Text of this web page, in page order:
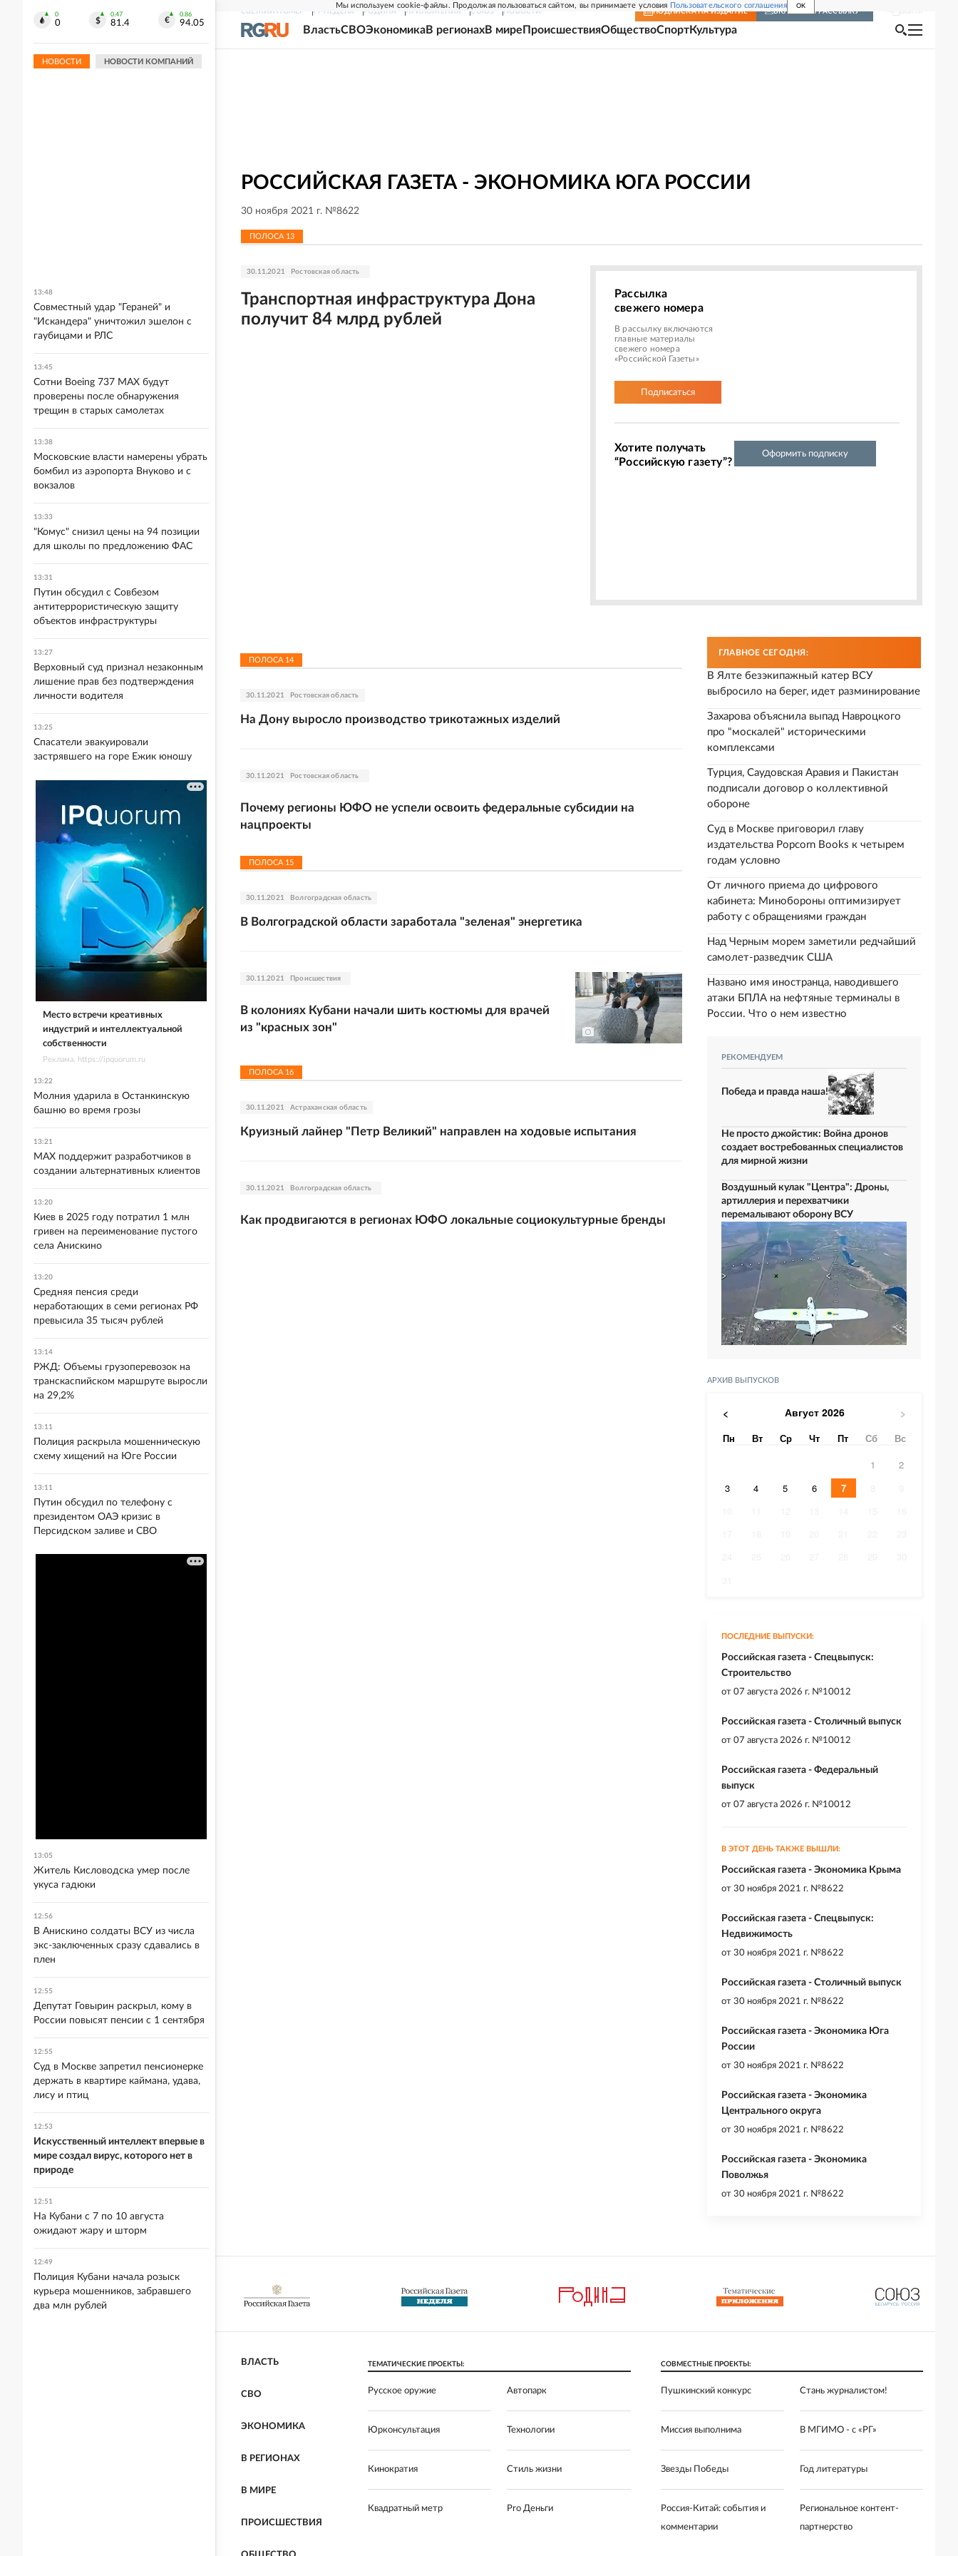
Мы используем cookie-файлы. Продолжая пользоваться сайтом, вы принимаете условия Пользовательского соглашения OK
СВЕЖИЙ НОМЕР РГ-НЕДЕЛЯ РОДИНА ПРИЛОЖЕНИЯ СОЮЗ НОВОСТИ ПОДПИСКА НА ИЗДАНИЕ ВКЛЮЧИТЬ РАССЫЛКУ
ВластьСВОЭкономикаВ регионахВ мире ПроисшествияОбществоСпортКультура
РОССИЙСКАЯ ГАЗЕТА - ЭКОНОМИКА ЮГА РОССИИ
30 ноября 2021 г. №8622
ПОЛОСА 13
30.11.2021 Ростовская область
Транспортная инфраструктура Дона
получит 84 млрд рублей
Рассылка
свежего номера
В рассылку включаются
главные материалы
свежего номера
«Российской Газеты»
Подписаться
Хотите получать
“Российскую газету”?
Оформить подписку
ПОЛОСА 14
30.11.2021 Ростовская область
На Дону выросло производство трикотажных изделий
30.11.2021 Ростовская область
Почему регионы ЮФО не успели освоить федеральные субсидии на
нацпроекты
ПОЛОСА 15
30.11.2021 Волгоградская область
В Волгоградской области заработала "зеленая" энергетика
30.11.2021 Происшествия
В колониях Кубани начали шить костюмы для врачей
из "красных зон"
ПОЛОСА 16
30.11.2021 Астраханская область
Круизный лайнер "Петр Великий" направлен на ходовые испытания
30.11.2021 Волгоградская область
Как продвигаются в регионах ЮФО локальные социокультурные бренды
ГЛАВНОЕ СЕГОДНЯ:
В Ялте безэкипажный катер ВСУ
выбросило на берег, идет разминирование
Захарова объяснила выпад Навроцкого
про "москалей" историческими
комплексами
Турция, Саудовская Аравия и Пакистан
подписали договор о коллективной
обороне
Суд в Москве приговорил главу
издательства Popcorn Books к четырем
годам условно
От личного приема до цифрового
кабинета: Минобороны оптимизирует
работу с обращениями граждан
Над Черным морем заметили редчайший
самолет-разведчик США
Названо имя иностранца, наводившего
атаки БПЛА на нефтяные терминалы в
России. Что о нем известно
РЕКОМЕНДУЕМ
Победа и правда наша!
Не просто джойстик: Война дронов
создает востребованных специалистов
для мирной жизни
Воздушный кулак "Центра": Дроны,
артиллерия и перехватчики
перемалывают оборону ВСУ
АРХИВ ВЫПУСКОВ
< Август 2026 >
Пн Вт Ср Чт Пт Сб
Вс
1
2
3
4 5 6 7
ПОСЛЕДНИЕ ВЫПУСКИ:
Российская газета - Спецвыпуск:
Строительство
от 07 августа 2026 г. №10012
Российская газета - Столичный выпуск
от 07 августа 2026 г. №10012
Российская газета - Федеральный
выпуск
от 07 августа 2026 г. №10012
В ЭТОТ ДЕНЬ ТАКЖЕ ВЫШЛИ:
Российская газета - Экономика Крыма
от 30 ноября 2021 г. №8622
Российская газета - Спецвыпуск:
Недвижимость
от 30 ноября 2021 г. №8622
Российская газета - Столичный выпуск
от 30 ноября 2021 г. №8622
Российская газета - Экономика Юга
России
от 30 ноября 2021 г. №8622
Российская газета - Экономика
Центрального округа
от 30 ноября 2021 г. №8622
Российская газета - Экономика
Поволжья
от 30 ноября 2021 г. №8622
ВЛАСТЬ
СВО
ЭКОНОМИКА
В РЕГИОНАХ
В МИРЕ
ПРОИСШЕСТВИЯ
ТЕМАТИЧЕСКИЕ ПРОЕКТЫ:
Русское оружие Автопарк
Юрконсультация Технологии
Кинократия Стиль жизни
Квадратный метр Pro Деньги
СОВМЕСТНЫЕ ПРОЕКТЫ:
Пушкинский конкурс Стань журналистом!
Миссия выполнима В МГИМО - с «РГ»
Звезды Победы Год литературы
Россия-Китай: события и
комментарии
Региональное контент-
партнерство
0
0
0.47
81.4
0.86
94.05
НОВОСТИ НОВОСТИ КОМПАНИЙ
13:48
Совместный удар "Гераней" и
"Искандера" уничтожил эшелон с
гаубицами и РЛС
13:45
Сотни Boeing 737 MAX будут
проверены после обнаружения
трещин в старых самолетах
13:38
Московские власти намерены убрать
бомбил из аэропорта Внуково и с
вокзалов
13:33
"Комус" снизил цены на 94 позиции
для школы по предложению ФАС
13:31
Путин обсудил с Совбезом
антитеррористическую защиту
объектов инфраструктуры
13:27
Верховный суд признал незаконным
лишение прав без подтверждения
личности водителя
13:25
Спасатели эвакуировали
застрявшего на горе Ежик юношу
Место встречи креативных
индустрий и интеллектуальной
собственности
Реклама. https://ipquorum.ru
13:22
Молния ударила в Останкинскую
башню во время грозы
13:21
MAX поддержит разработчиков в
создании альтернативных клиентов
13:20
Киев в 2025 году потратил 1 млн
гривен на переименование пустого
села Анискино
13:20
Средняя пенсия среди
неработающих в семи регионах РФ
превысила 35 тысяч рублей
13:14
РЖД: Объемы грузоперевозок на
транскаспийском маршруте выросли
на 29,2%
13:11
Полиция раскрыла мошенническую
схему хищений на Юге России
13:11
Путин обсудил по телефону с
президентом ОАЭ кризис в
Персидском заливе и СВО
13:05
Житель Кисловодска умер после
укуса гадюки
12:56
В Анискино солдаты ВСУ из числа
экс-заключенных сразу сдавались в
плен
12:55
Депутат Говырин раскрыл, кому в
России повысят пенсии с 1 сентября
12:55
Суд в Москве запретил пенсионерке
держать в квартире каймана, удава,
лису и птиц
12:53
Искусственный интеллект впервые в
мире создал вирус, которого нет в
природе
12:51
На Кубани с 7 по 10 августа
ожидают жару и шторм
12:49
Полиция Кубани начала розыск
курьера мошенников, забравшего
два млн рублей